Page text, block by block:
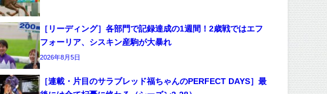
［リーディング］各部門で記録達成の1週間！2歳戦ではエフ
フォーリア、シスキン産駒が大暴れ
2026年8月5日
［連載・片目のサラブレッド福ちゃんのPERFECT DAYS］最